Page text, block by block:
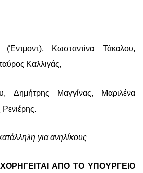
(Έντμοντ), Κωσταντίνα Τάκαλου,
Καλλιγάς,
Δημήτρης Μαγγίνας, Μαριλένα
για ανηλίκους
ΑΠΟ ΤΟ ΥΠΟΥΡΓΕΙΟ